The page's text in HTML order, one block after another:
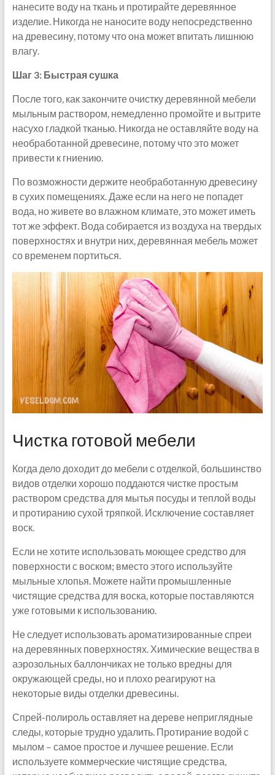
нанесите воду на ткань и протирайте деревянное
изделие. Никогда не наносите воду непосредственно
на древесину, потому что она может впитать лишнюю
влагу.
Шаг 3: Быстрая сушка
После того, как закончите очистку деревянной мебели
мыльным раствором, немедленно промойте и вытрите
насухо гладкой тканью. Никогда не оставляйте воду на
необработанной древесине, потому что это может
привести к гниению.
По возможности держите необработанную древесину
в сухих помещениях. Даже если на него не попадет
вода, но живете во влажном климате, это может иметь
тот же эффект. Вода собирается из воздуха на твердых
поверхностях и внутри них, деревянная мебель может
со временем портиться.
Чистка готовой мебели
Когда дело доходит до мебели с отделкой, большинство
видов отделки хорошо поддаются чистке простым
раствором средства для мытья посуды и теплой воды
и протиранию сухой тряпкой. Исключение составляет
воск.
Если не хотите использовать моющее средство для
поверхности с воском; вместо этого используйте
мыльные хлопья. Можете найти промышленные
чистящие средства для воска, которые поставляются
уже готовыми к использованию.
Не следует использовать ароматизированные спреи
на деревянных поверхностях. Химические вещества в
аэрозольных баллончиках не только вредны для
окружающей среды, но и плохо реагируют на
некоторые виды отделки древесины.
Спрей-полироль оставляет на дереве неприглядные
следы, которые трудно удалить. Протирание водой с
мылом – самое простое и лучшее решение. Если
используете коммерческие чистящие средства,